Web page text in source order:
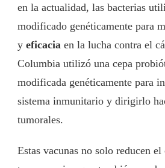
en la actualidad, las bacterias
modificado genéticamente para
y eficacia en la lucha contra el
Columbia utilizó una cepa
modificada genéticamente para
sistema inmunitario y dirigirlo
tumorales.
Estas vacunas no solo reducen